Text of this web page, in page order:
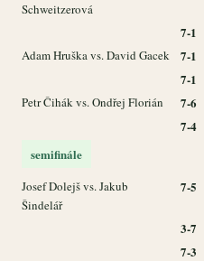
Schweitzerová
7-1
Adam Hruška vs. David Gacek
7-1
7-1
Petr Čihák vs. Ondřej Florián
7-6
7-4
semifinále
Josef Dolejš vs. Jakub
Šindelář
7-5
3-7
7-3